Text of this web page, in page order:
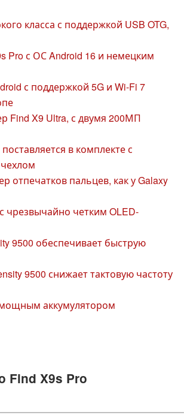
класса с поддержкой USB OTG,
Pro с ОС Android 16 и немецким
с поддержкой 5G и Wi-Fi 7
X9 Ultra, с двумя 200МП
в комплекте с
отпечатков пальцев, как у Galaxy
четким OLED-
9500 обеспечивает быструю
9500 снижает тактовую частоту
аккумулятором
Find X9s Pro